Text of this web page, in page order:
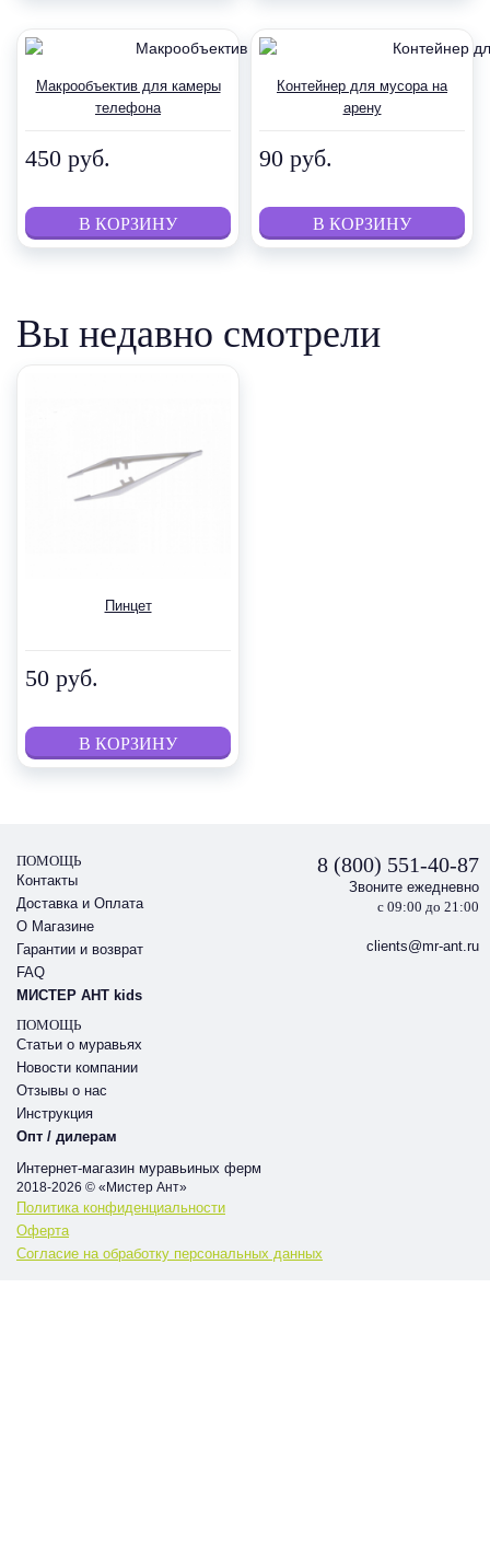
Макрообъектив для камеры
телефона
450 руб.
Контейнер для мусора на
арену
90 руб.
Вы недавно смотрели
Пинцет
50 руб.
Интернет-магазин муравьиных ферм
2018-2026 © «Мистер Ант»
Политика конфиденциальности
Оферта
Согласие на обработку персональных данных
ПОМОЩЬ
Контакты
Доставка и Оплата
О Магазине
Гарантии и возврат
FAQ
МИСТЕР АНТ kids
ПОМОЩЬ
Статьи о муравьях
Новости компании
Отзывы о нас
Инструкция
Опт / дилерам
8 (800) 551-40-87
Звоните ежедневно
с 09:00 до 21:00
clients@mr-ant.ru